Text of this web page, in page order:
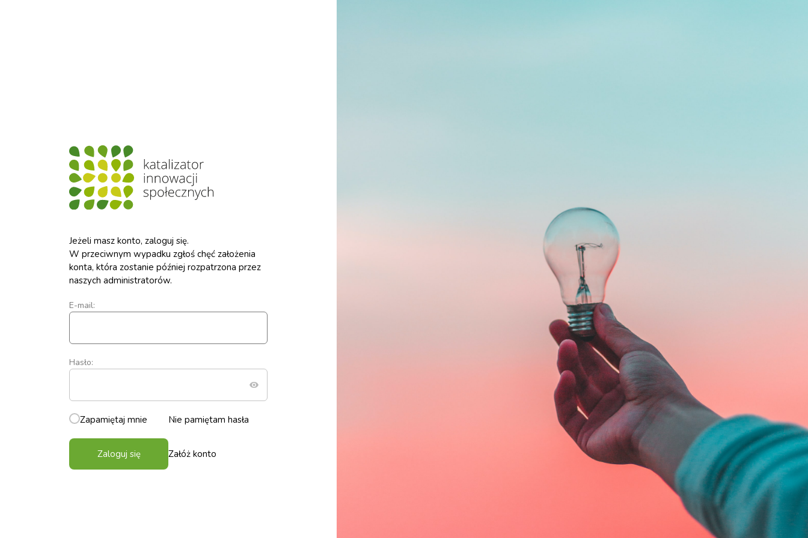
Jeżeli masz konto, zaloguj się.
W przeciwnym wypadku zgłoś chęć założenia
konta, która zostanie później rozpatrzona przez
naszych administratorów.
E-mail:
Hasło:
Zapamiętaj mnie Nie pamiętam hasła
Zaloguj się Załóż konto